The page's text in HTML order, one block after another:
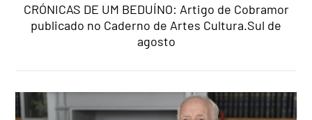
CRÓNICAS DE UM BEDUÍNO: Artigo de Cobramor
publicado no Caderno de Artes Cultura.Sul de
agosto